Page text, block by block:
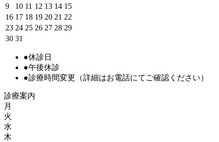
9
10 11 12 13 14 15
16 17 18 19 20 21 22
23 24 25 26 27 28 29
30 31
●休診日
●午後休診
●診療時間変更 （詳細はお電話にてご確認ください）
診療案内
月
火
水
木